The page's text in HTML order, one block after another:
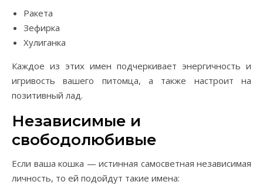
Ракета
Зефирка
Хулиганка
Каждое из этих имен подчеркивает энергичность и
игривость вашего питомца, а также настроит на
позитивный лад.
Независимые и
свободолюбивые
Если ваша кошка — истинная самосветная независимая
личность, то ей подойдут такие имена: